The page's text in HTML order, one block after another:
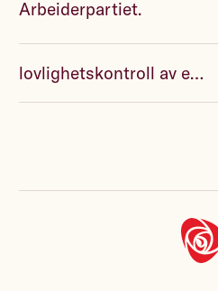
Arbeiderpartiet.
lovlighetskontroll av eidsvoll kommunestyrets vedtak om økonomiplan 2024-2027 og årsbudsjett 2024.pdf